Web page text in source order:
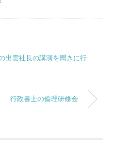
出雲社長の講演を聞きに行
行政書士の倫理研修会